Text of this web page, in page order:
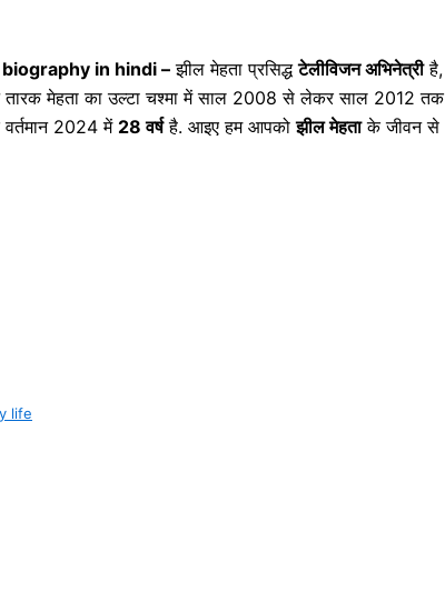
in hindi – झील मेहता प्रसिद्धटेलीविजन अभिनेत्रीहै,
तारक मेहता का उल्टा चश्मा में साल 2008 से लेकर साल 2012 तक
2024 में 28 वर्षहै. आइए हम आपकोझील मेहताके जीवन से
life